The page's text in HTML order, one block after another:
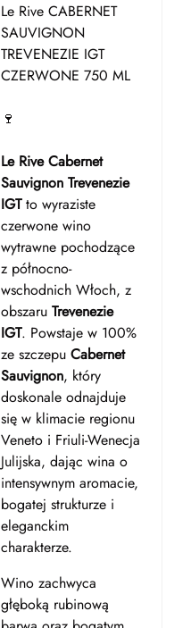
Le Rive CABERNET
SAUVIGNON
TREVENEZIE IGT
CZERWONE 750 ML
🍷
Le Rive Cabernet
Sauvignon Trevenezie
IGTto wyraziste
czerwone wino
wytrawne pochodzące
z północno-
wschodnich Włoch, z
obszaru Trevenezie
IGT. Powstaje w 100%
ze szczepu Cabernet
Sauvignon, który
doskonale odnajduje
się w klimacie regionu
Veneto i Friuli-Wenecja
Julijska, dając wina o
intensywnym aromacie,
bogatej strukturze i
eleganckim
charakterze.
Wino zachwyca
głęboką rubinową